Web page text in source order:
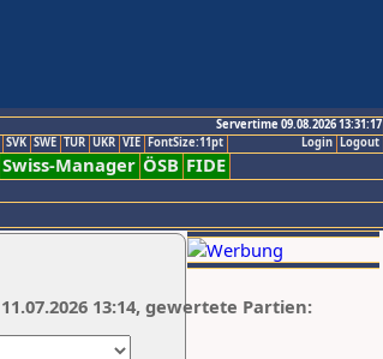
Servertime 09.08.2026 13:31:17
Logout
Login
SVK SWE TUR UKR VIE FontSize:11pt
Swiss-Manager ÖSB FIDE
13:14, gewertete Partien: